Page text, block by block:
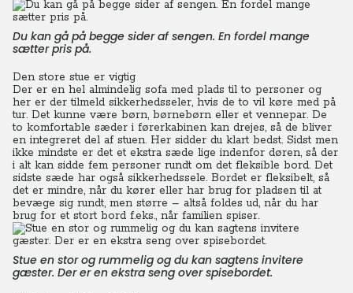
Du kan gå på begge sider af sengen. En fordel mange
sætter pris på.
Den store stue er vigtig
Der er en hel almindelig sofa med plads til to personer og
her er der tilmeld sikkerhedsseler, hvis de to vil køre med på
tur. Det kunne være børn, børnebørn eller et vennepar. De
to komfortable sæder i førerkabinen kan drejes, så de bliver
en integreret del af stuen. Her sidder du klart bedst. Sidst men
ikke mindste er det et ekstra sæde lige indenfor døren, så der
i alt kan sidde fem personer rundt om det fleksible bord. Det
sidste sæde har også sikkerhedssele. Bordet er fleksibelt, så
det er mindre, når du kører eller har brug for pladsen til at
bevæge sig rundt, men større – altså foldes ud, når du har
brug for et stort bord f.eks., når familien spiser.
Stue en stor og rummelig og du kan sagtens invitere
gæster. Der er en ekstra seng over spisebordet.